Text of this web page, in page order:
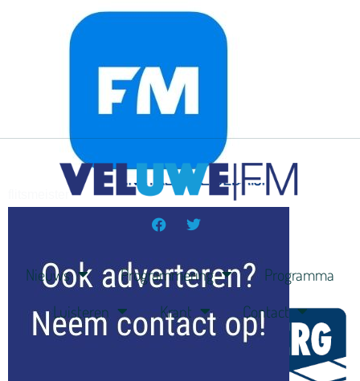
delangekortland
Nieuws Programmering
Programma
Luisteren
Krant Contact